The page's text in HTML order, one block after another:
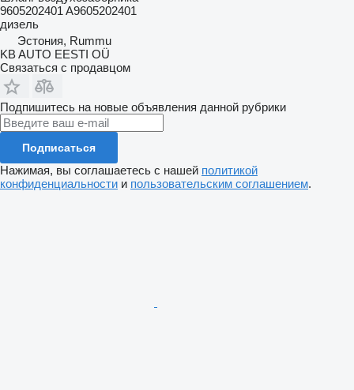
9605202401 A9605202401
дизель
Эстония, Rummu
KB AUTO EESTI OÜ
Связаться с продавцом
Подпишитесь на новые объявления данной рубрики
Подписаться
Нажимая, вы соглашаетесь с нашей политикой
конфиденциальности и пользовательским соглашением.